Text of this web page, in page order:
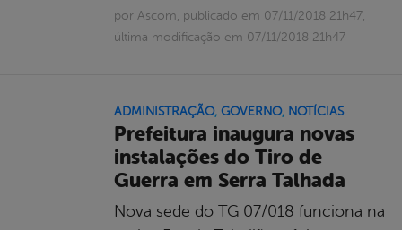
por Ascom, publicado em 07/11/2018 21h47,
última modificação em 07/11/2018 21h47
ADMINISTRAÇÃO, GOVERNO, NOTÍCIAS
Prefeitura inaugura novas
instalações do Tiro de
Guerra em Serra Talhada
Nova sede do TG 07/018 funciona na